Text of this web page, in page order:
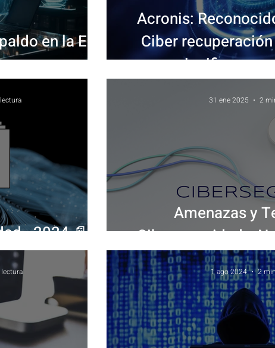
en la Era
Acronis:
Ciber recuperación
significa para
- 2024 📄🔒
Amenazas y
Ciberseguridad y
31 ene 2025 2
1 ago 2024 2